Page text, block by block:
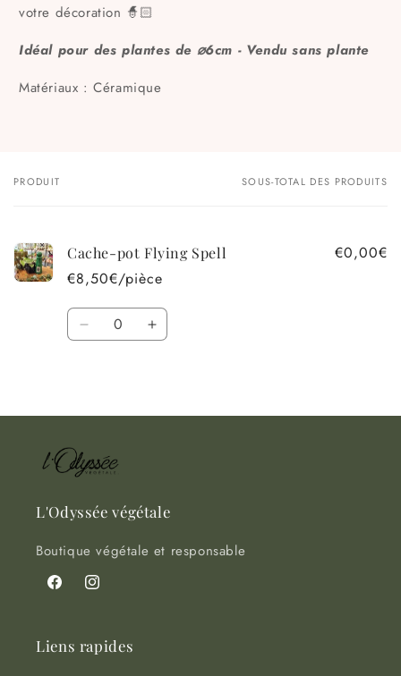
votre décoration 🧙🏻
Idéal pour des plantes de ⌀6cm - Vendu sans plante
Matériaux : Céramique
Votre
PRODUIT SOUS-TOTAL DES PRODUITS
Cache-pot Flying Spell
€8,50€/pièce
€0,00€
Quantité
Réduire
Augmenter
en
L'Odyssée végétale
Boutique végétale et responsable
FacebookInstagram
Liens rapides